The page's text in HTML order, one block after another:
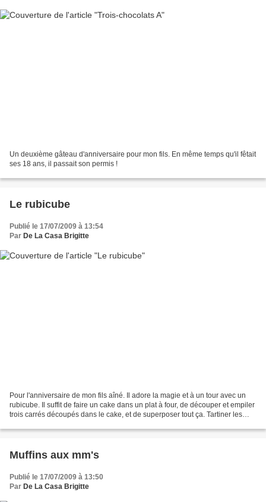
Un deuxième gâteau d'anniversaire pour mon fils. En même temps qu'il fêtait
ses 18 ans, il passait son permis !
Le rubicube
Publié le 17/07/2009 à 13:54
Par De La Casa Brigitte
Pour l'anniversaire de mon fils aîné. Il adore la magie et à un tour avec un
rubicube. Il suffit de faire un cake dans un plat à four, de découper et empiler
trois carrés découpés dans le cake, et de superposer tout ça. Tartiner les
Muffins aux mm's
Publié le 17/07/2009 à 13:50
Par De La Casa Brigitte